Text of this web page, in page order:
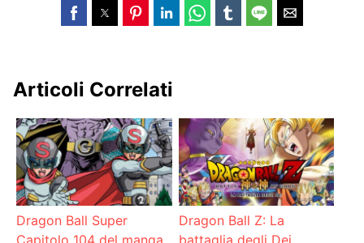
Articoli Correlati
Dragon Ball Super
Dragon Ball Z: La